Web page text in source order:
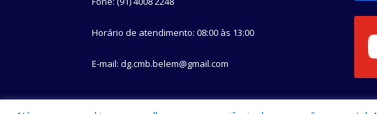
Horário de atendimento: 08:00 às 13:00
E-mail: dg.cmb.belem@gmail.com